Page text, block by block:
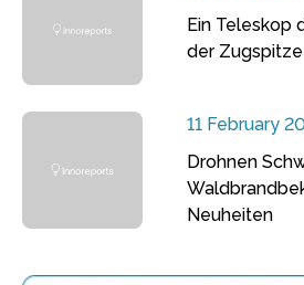
Ein Teleskop
der Zugspitze
11 February
Drohnen
Neuheiten